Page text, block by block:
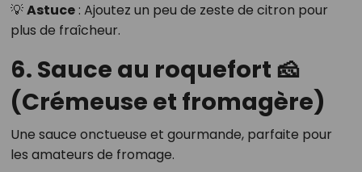
💡Astuce: Ajoutez un peu de zeste de citron pour
plus de fraîcheur.
6. Sauce au roquefort 🧀
(Crémeuse et fromagère)
Une sauce onctueuse et gourmande, parfaite pour
les amateurs de fromage.